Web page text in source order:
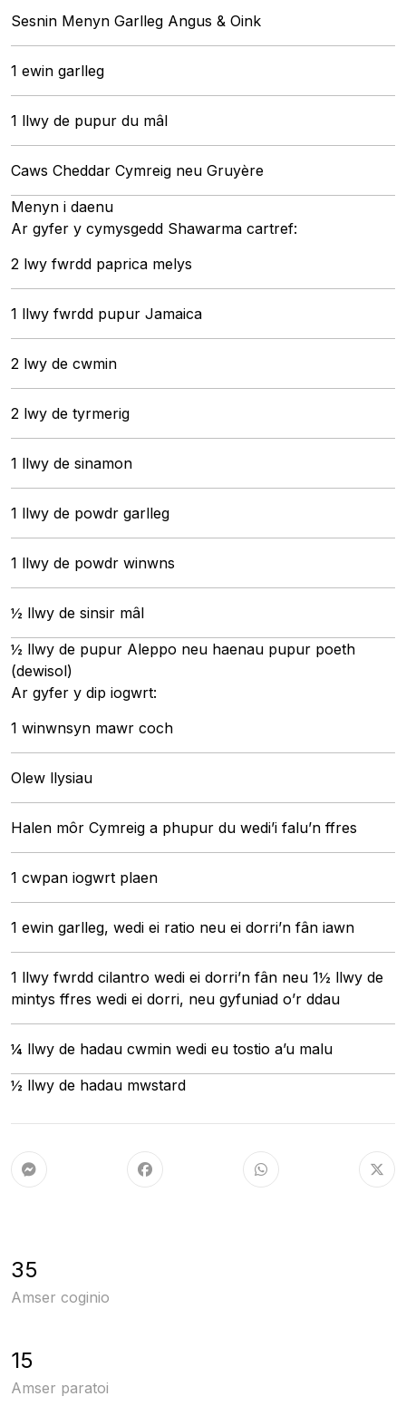
Sesnin Menyn Garlleg Angus & Oink
1 ewin garlleg
1 llwy de pupur du mâl
Caws Cheddar Cymreig neu Gruyère
Menyn i daenu
Ar gyfer y cymysgedd Shawarma cartref:
2 lwy fwrdd paprica melys
1 llwy fwrdd pupur Jamaica
2 lwy de cwmin
2 lwy de tyrmerig
1 llwy de sinamon
1 llwy de powdr garlleg
1 llwy de powdr winwns
½ llwy de sinsir mâl
½ llwy de pupur Aleppo neu haenau pupur poeth
(dewisol)
Ar gyfer y dip iogwrt:
1 winwnsyn mawr coch
Olew llysiau
Halen môr Cymreig a phupur du wedi’i falu’n ffres
1 cwpan iogwrt plaen
1 ewin garlleg, wedi ei ratio neu ei dorri’n fân iawn
1 llwy fwrdd cilantro wedi ei dorri’n fân neu 1½ llwy de
mintys ffres wedi ei dorri, neu gyfuniad o’r ddau
¼ llwy de hadau cwmin wedi eu tostio a’u malu
½ llwy de hadau mwstard
35
Amser coginio
15
Amser paratoi